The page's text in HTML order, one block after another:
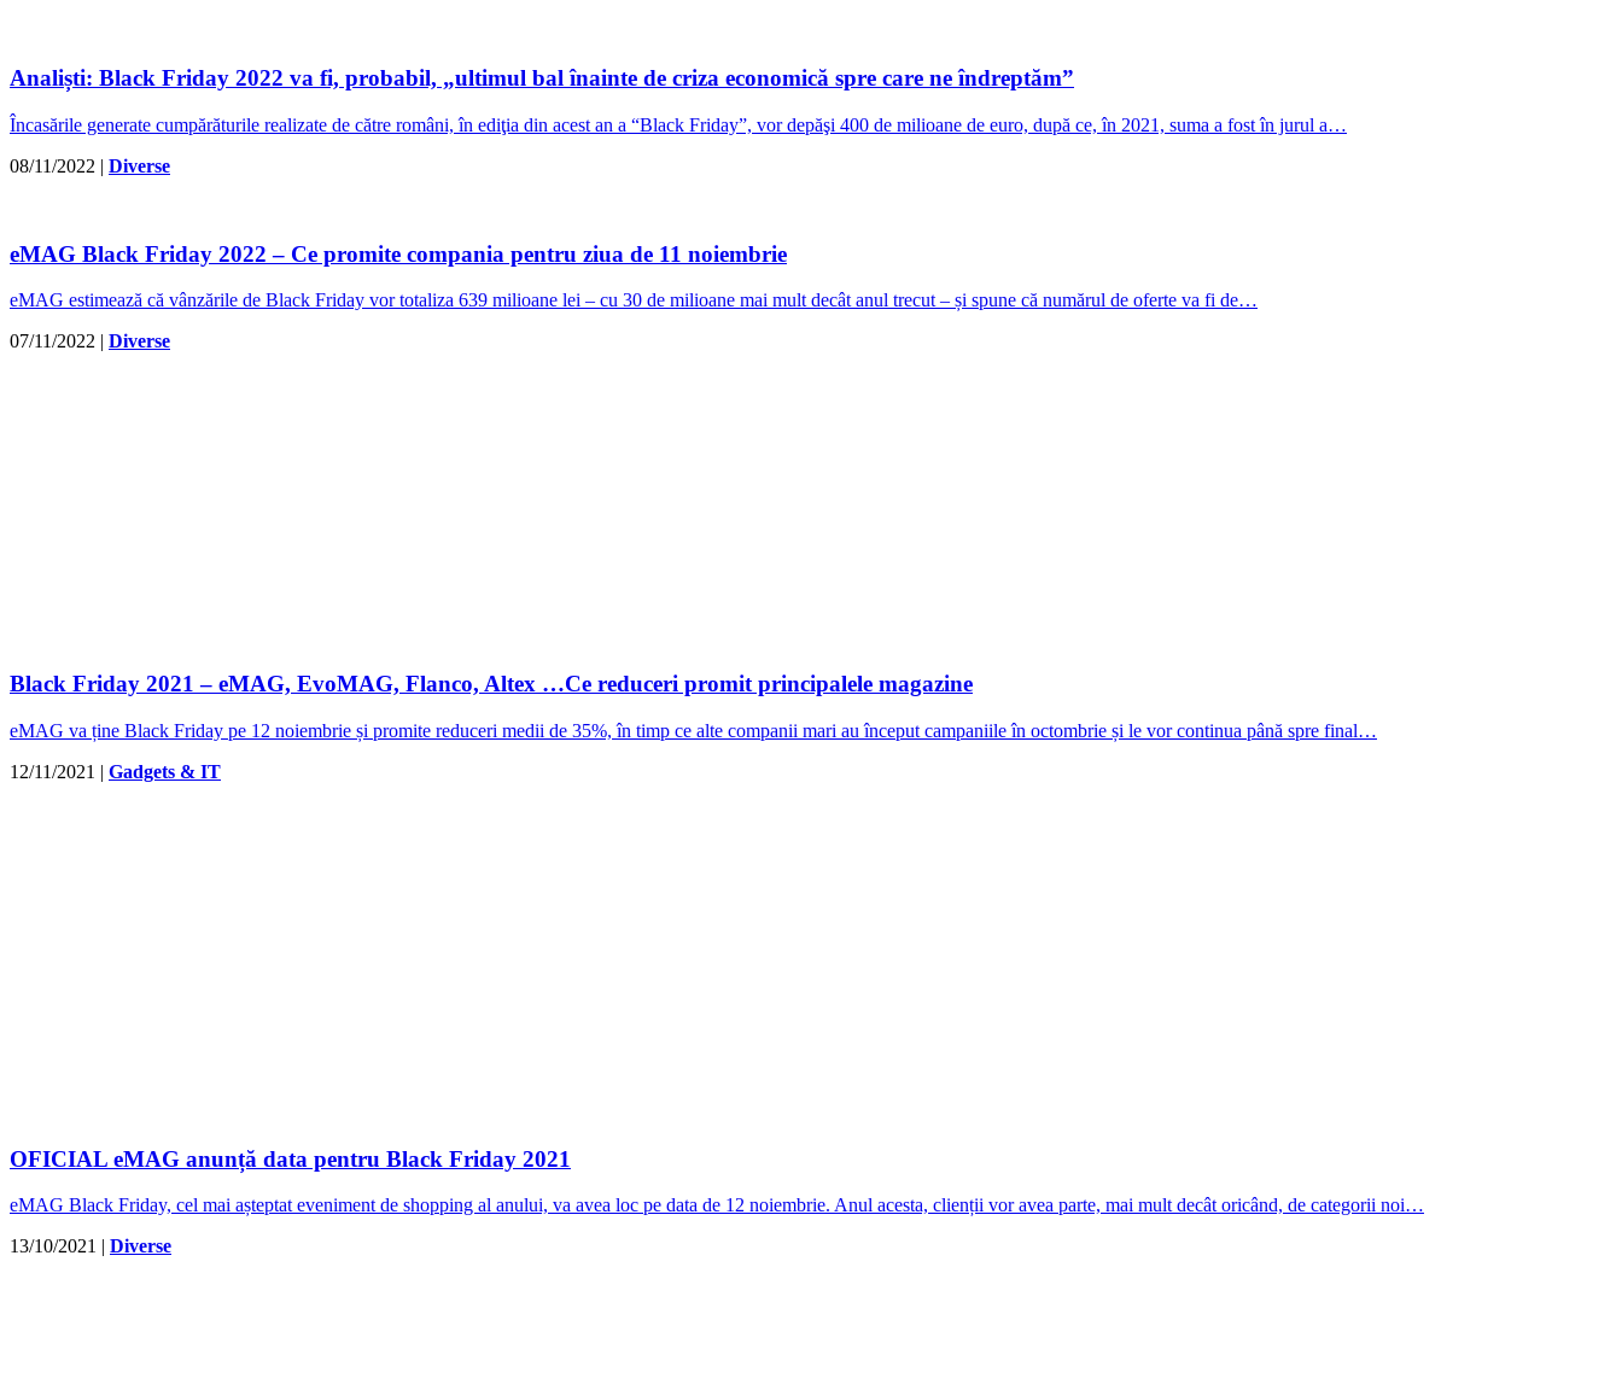
Analiști: Black Friday 2022 va fi, probabil, „ultimul bal înainte de criza economică spre care ne îndreptăm”
Încasările generate cumpărăturile realizate de către români, în ediţia din acest an a “Black Friday”, vor depăşi 400 de milioane de euro, după ce, în 2021, suma a fost în jurul a…
08/11/2022 | Diverse
eMAG Black Friday 2022 – Ce promite compania pentru ziua de 11 noiembrie
​eMAG estimează că vânzările de Black Friday vor totaliza 639 milioane lei – cu 30 de milioane mai mult decât anul trecut – și spune că numărul de oferte va fi de…
07/11/2022 | Diverse
Black Friday 2021 – eMAG, EvoMAG, Flanco, Altex …Ce reduceri promit principalele magazine
eMAG va ține Black Friday pe 12 noiembrie și promite reduceri medii de 35%, în timp ce alte companii mari au început campaniile în octombrie și le vor continua până spre final…
12/11/2021 | Gadgets & IT
OFICIAL eMAG anunță data pentru Black Friday 2021
eMAG Black Friday, cel mai așteptat eveniment de shopping al anului, va avea loc pe data de 12 noiembrie. Anul acesta, clienții vor avea parte, mai mult decât oricând, de categorii noi…
13/10/2021 | Diverse